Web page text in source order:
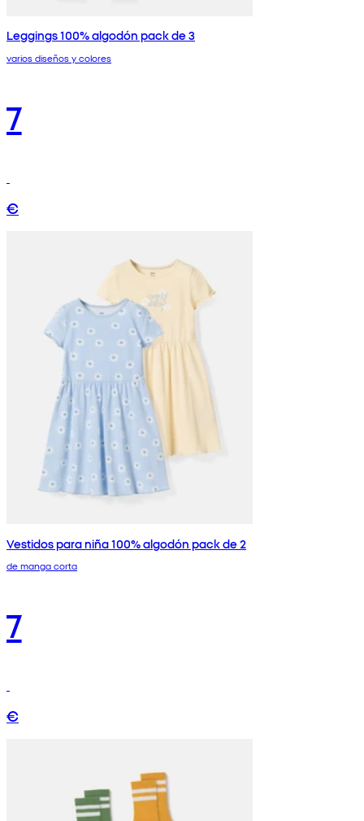
Leggings 100% algodón pack de 3
varios diseños y colores
7
€
Vestidos para niña 100% algodón pack de 2
de manga corta
7
€